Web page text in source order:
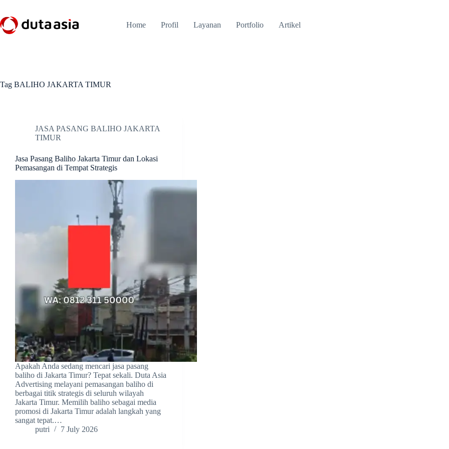
content
Home Profil Layanan Portfolio Artikel
Tag BALIHO JAKARTA TIMUR
JASA PASANG BALIHO JAKARTA
TIMUR
Jasa Pasang Baliho Jakarta Timur dan Lokasi
Pemasangan di Tempat Strategis
Apakah Anda sedang mencari jasa pasang
baliho di Jakarta Timur? Tepat sekali. Duta Asia
Advertising melayani pemasangan baliho di
berbagai titik strategis di seluruh wilayah
Jakarta Timur. Memilih baliho sebagai media
promosi di Jakarta Timur adalah langkah yang
sangat tepat.…
putri
7 July 2026